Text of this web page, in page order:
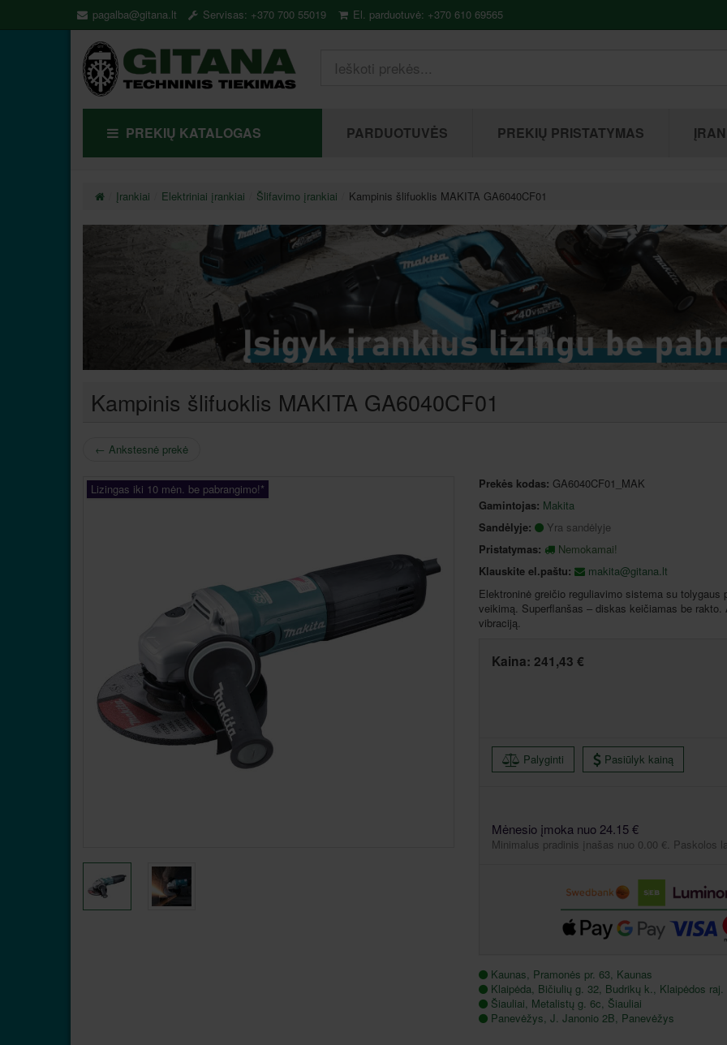
pagalba@gitana.lt Servisas: +370 700 55019 El. parduotuvė: +370 610 69565
PREKIŲ KATALOGAS PARDUOTUVĖS PREKIŲ PRISTATYMAS
Įrankiai Elektriniai įrankiai Šlifavimo įrankiai Kampinis šlifuoklis MAKITA GA6040CF01
Kampinis šlifuoklis MAKITA GA6040CF01
← Ankstesnė prekė
Lizingas iki 10 mėn. be pabrangimo!* Prekės kodas: GA6040CF01_MAK
Gamintojas: Makita
Sandėlyje:
Yra sandėlyje
Pristatymas:
Nemokamai!
Klauskite el.paštu:
makita@gitana.lt
Elektroninė greičio reguliavimo sistema su
veikimą. Superflanšas – diskas keičiamas be rakto.
vibraciją.
Kaina: 241,43 €
Palyginti Pasiūlyk kainą
Mėnesio įmoka nuo 24.15 €
Minimalus pradinis įnašas nuo 0.00 €. Paskolos
Kaunas, Pramonės pr. 63, Kaunas
Klaipėda, Bičiulių g. 32, Budrikų k., Klaipėdos raj.
Šiauliai, Metalistų g. 6c, Šiauliai
Panevėžys, J. Janonio 2B, Panevėžys